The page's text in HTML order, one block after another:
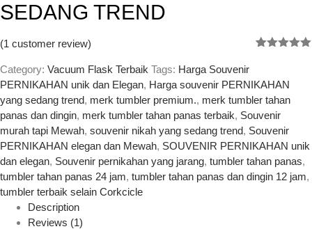
SEDANG TREND
customer
rating
(1 customer review)
Category: Vacuum Flask Terbaik Tags: Harga Souvenir
PERNIKAHAN unik dan Elegan, Harga souvenir PERNIKAHAN
yang sedang trend, merk tumbler premium., merk tumbler tahan
panas dan dingin, merk tumbler tahan panas terbaik, Souvenir
murah tapi Mewah, souvenir nikah yang sedang trend, Souvenir
PERNIKAHAN elegan dan Mewah, SOUVENIR PERNIKAHAN unik
dan elegan, Souvenir pernikahan yang jarang, tumbler tahan panas,
tumbler tahan panas 24 jam, tumbler tahan panas dan dingin 12 jam,
tumbler terbaik selain Corkcicle
Description
Reviews (1)